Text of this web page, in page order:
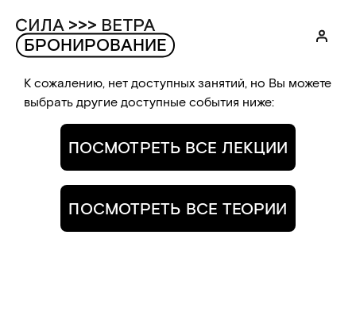
БРОНИРОВАНИЕ
К сожалению, нет доступных занятий, но Вы можете
выбрать другие доступные события ниже:
ПОСМОТРЕТЬ ВСЕ ЛЕКЦИИ
ПОСМОТРЕТЬ ВСЕ ТЕОРИИ